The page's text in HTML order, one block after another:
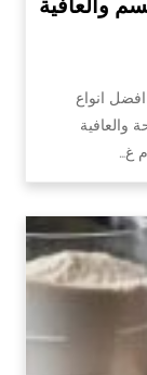
والعافية
انواع
والعافية
غ…